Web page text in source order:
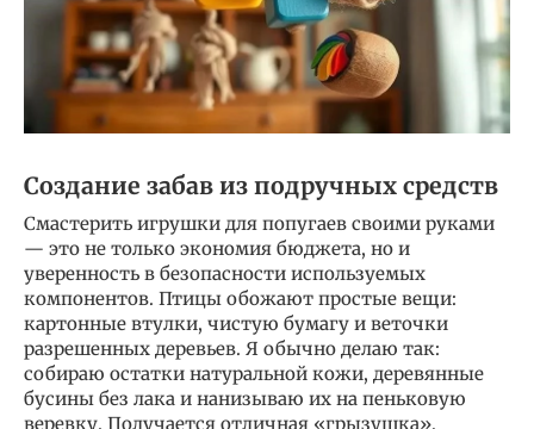
Создание забав из подручных средств
Смастерить игрушки для попугаев своими руками
— это не только экономия бюджета, но и
уверенность в безопасности используемых
компонентов. Птицы обожают простые вещи:
картонные втулки, чистую бумагу и веточки
разрешенных деревьев. Я обычно делаю так:
собираю остатки натуральной кожи, деревянные
бусины без лака и нанизываю их на пеньковую
веревку. Получается отличная «грызушка»,